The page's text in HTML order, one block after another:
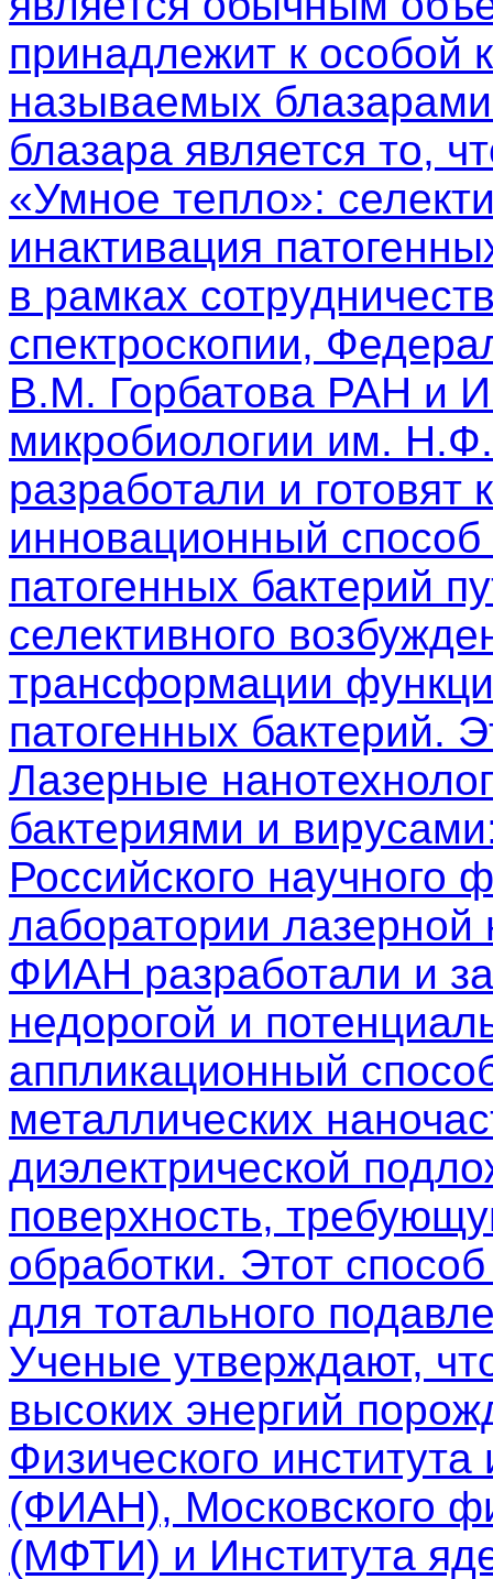
принадлежит к особой
называемых
блазара является то,
«Умное тепло»:
инактивация
в рамках
спектроскопии,
В.М. Горбатова РАН и
микробиологии им.
разработали и готовят
инновационный
патогенных бактерий
селективного
трансформации
патогенных бактерий.
Лазерные
бактериями и вирусами
Российского
лаборатории
ФИАН разработали и
недорогой и
аппликационный
металлических
диэлектрической
поверхность,
обработки. Этот
для тотального
Ученые утверждают,
высоких энергий
Физического
(ФИАН), Московского
(МФТИ) и Института